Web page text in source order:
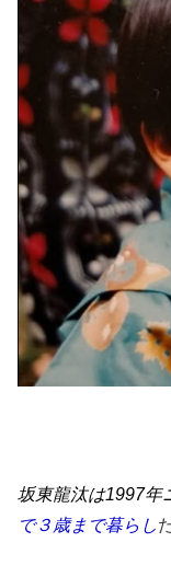
坂東龍汰は1997年
で３歳まで暮らし